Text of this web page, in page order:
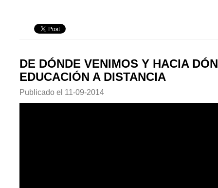
DE DÓNDE VENIMOS Y HACIA
EDUCACIÓN A DISTANCIA
Publicado el 11-09-2014